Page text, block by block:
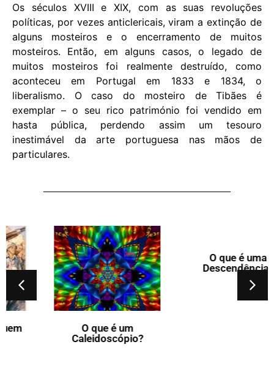
Os séculos XVIII e XIX, com as suas revoluções
políticas, por vezes anticlericais, viram a extinção de
alguns mosteiros e o encerramento de muitos
mosteiros. Então, em alguns casos, o legado de
muitos mosteiros foi realmente destruído, como
aconteceu em Portugal em 1833 e 1834, o
liberalismo. O caso do mosteiro de Tibães é
exemplar – o seu rico património foi vendido em
hasta pública, perdendo assim um tesouro
inestimável da arte portuguesa nas mãos de
particulares.
O que é um
Caleidoscópio?